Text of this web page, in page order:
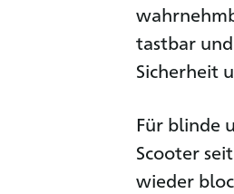
tastbar
Sicherheit
Für blinde
Scooter
wieder